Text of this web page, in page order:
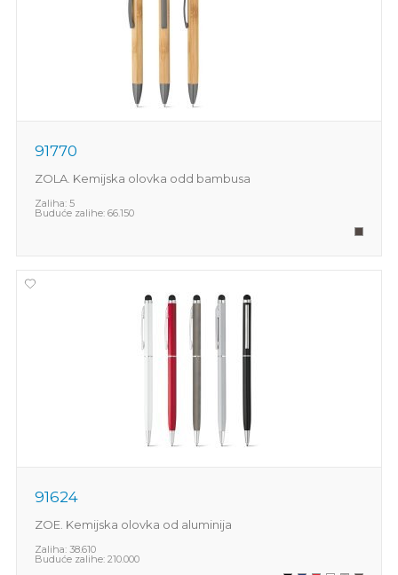
91770
ZOLA. Kemijska olovka odd bambusa
Zaliha: 5
Buduće zalihe: 66.150
91624
ZOE. Kemijska olovka od aluminija
Zaliha: 38.610
Buduće zalihe: 210.000